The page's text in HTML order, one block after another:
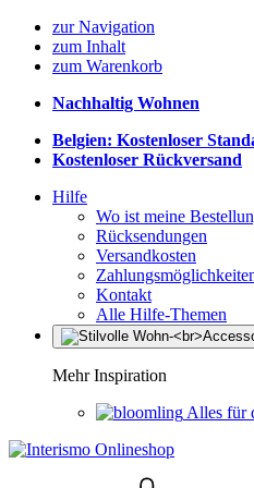
zur Navigation
zum Inhalt
zum Warenkorb
Nachhaltig Wohnen
Belgien: Kostenloser
Kostenloser Rückversand
Hilfe
Wo ist meine
Rücksendungen
Versandkosten
Kontakt
Alle Hilfe-Themen
Mehr Inspiration
Alles für